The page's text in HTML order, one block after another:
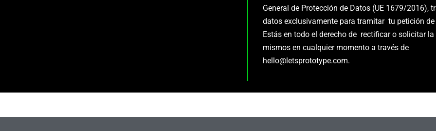
General de Protección de Datos (UE 1679/2016),
datos exclusivamente para tramitar tu petición
Estás en todo el derecho de rectificar o solicitar
mismos en cualquier momento a través de
hello@letsprototype.com.